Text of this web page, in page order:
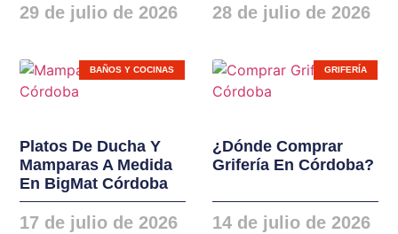
balconeras, cierres y
ALUMINIO
29 de julio de 2026 28 de julio de 2026
BAÑOS Y COCINAS
Platos De Ducha Y
Mamparas A Medida
En BigMat Córdoba
17 de julio de 2026
GRIFERÍA
¿Dónde Comprar
Grifería En Córdoba?
14 de julio de 2026